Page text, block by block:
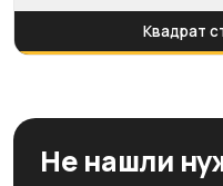
Квадрат
Не нашли